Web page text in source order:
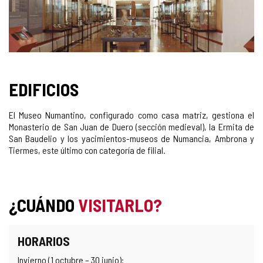
EDIFICIOS
Edificio
El Museo Numantino, configurado como casa matriz, gestiona el
Monasterio de San Juan de Duero (sección medieval), la Ermita de
San Baudelio y los yacimientos-museos de Numancia, Ambrona y
Tiermes, este último con categoría de filial.
¿CUÁNDO VISITARLO?
HORARIOS
Invierno (1 octubre – 30 junio):